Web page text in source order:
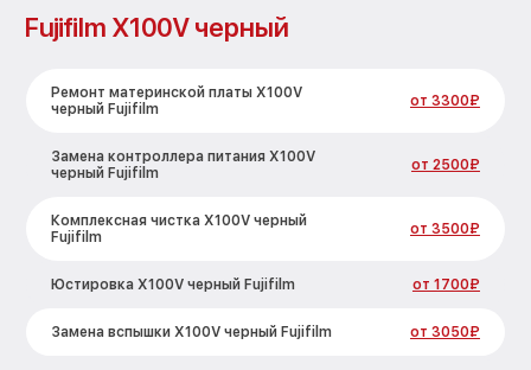
Fujifilm X100V черный
Ремонт материнской платы X100V
черный Fujifilm
от 3300₽
Замена контроллера питания X100V
черный Fujifilm
от 2500₽
Комплексная чистка X100V черный
Fujifilm
от 3500₽
Юстировка X100V черный Fujifilm от 1700₽
Замена вспышки X100V черный Fujifilm от 3050₽